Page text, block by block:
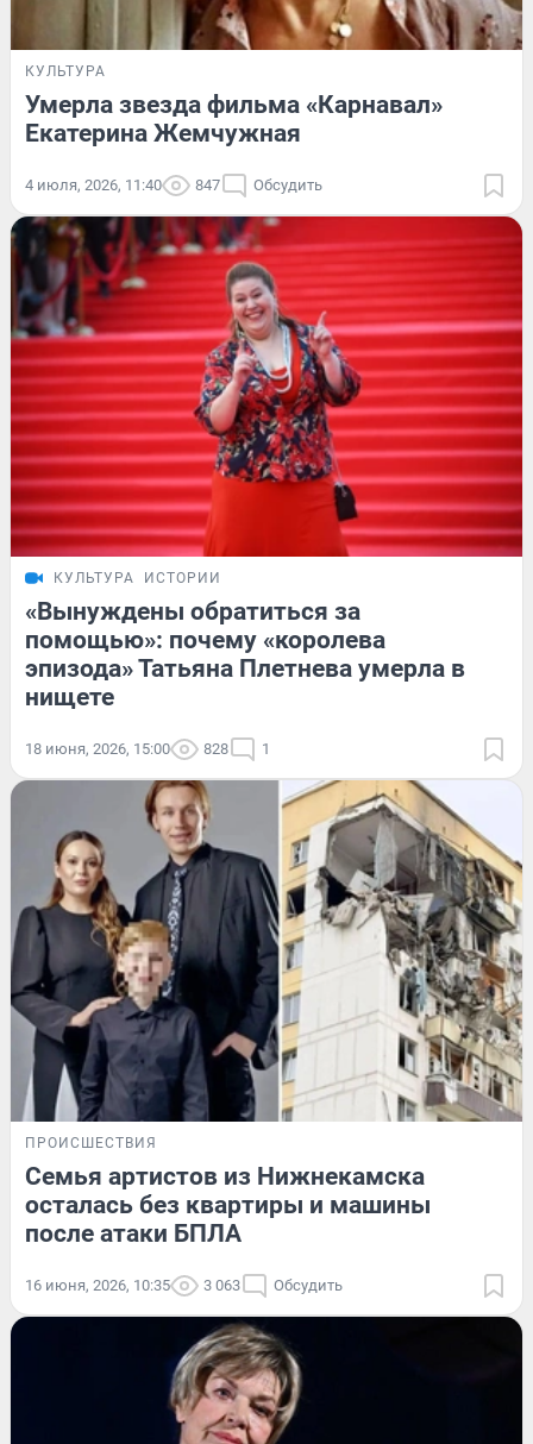
КУЛЬТУРА
Умерла звезда фильма «Карнавал»
Екатерина Жемчужная
4 июля, 2026, 11:40 847 Обсудить
КУЛЬТУРА ИСТОРИИ
«Вынуждены обратиться за
помощью»: почему «королева
эпизода» Татьяна Плетнева умерла в
нищете
18 июня, 2026, 15:00 828 1
ПРОИСШЕСТВИЯ
Семья артистов из Нижнекамска
осталась без квартиры и машины
после атаки БПЛА
16 июня, 2026, 10:35 3 063 Обсудить